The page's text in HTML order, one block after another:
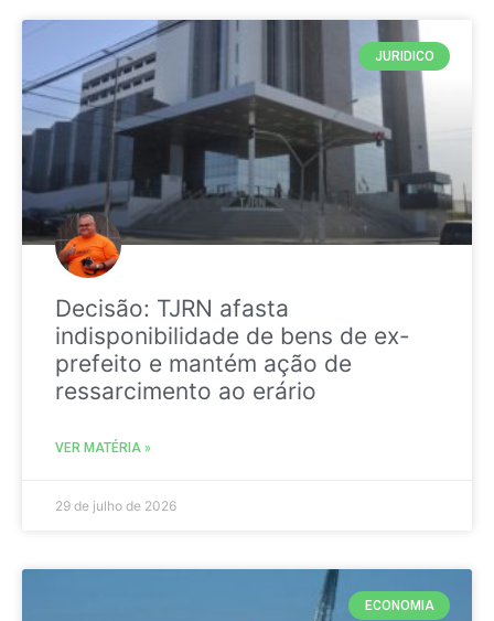
JURIDICO
Decisão: TJRN afasta
indisponibilidade de bens de ex-
prefeito e mantém ação de
ressarcimento ao erário
VER MATÉRIA »
29 de julho de 2026
ECONOMIA